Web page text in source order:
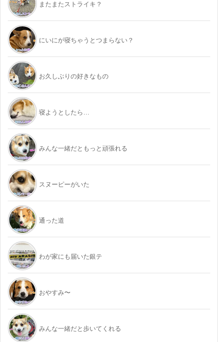
またまたストライキ？
にいにが寝ちゃうとつまらない？
お久しぶりの好きなもの
寝ようとしたら…
みんな一緒だともっと頑張れる
スヌーピーがいた
通った道
わが家にも届いた銀テ
おやすみ〜
みんな一緒だと歩いてくれる